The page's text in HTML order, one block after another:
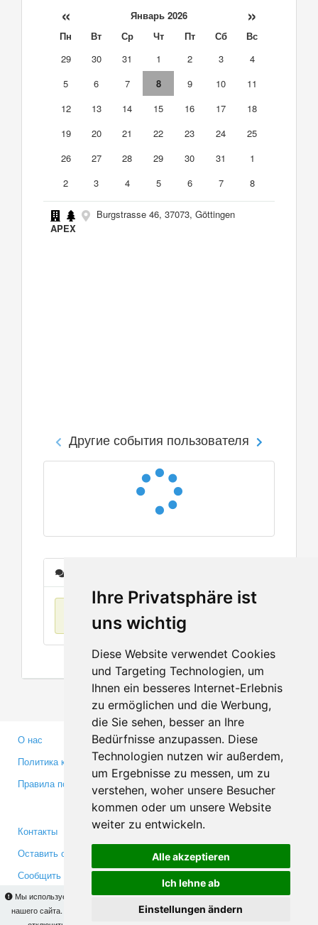
Ihre Privatsphäre ist
uns wichtig
Diese Website verwendet Cookies
und Targeting Technologien, um
Ihnen ein besseres Internet-Erlebnis
zu ermöglichen und die Werbung,
die Sie sehen, besser an Ihre
Bedürfnisse anzupassen. Diese
Technologien nutzen wir außerdem,
um Ergebnisse zu messen, um zu
verstehen, woher unsere Besucher
kommen oder um unsere Website
weiter zu entwickeln.
Alle akzeptieren
Ich lehne ab
Einstellungen ändern
Мы используем cookies для того, чтобы Вы могли использовать весь функционал
нашего сайта. На
Вы сможете узнать подробности и, при желании,
« Январь 2026 »
Пн Вт Ср Чт Пт Сб
Вс
29
30 31 1 2 3
4
5
6 7 8 9 10
11
12
13 14 15 16 17
18
19
20 21 22 23 24
25
26
27 28 29 30 31
1
2
3 4 5 6 7 8
Burgstrasse 46, 37073, Göttingen
APEX
Другие события пользователя
О нас
Политика конфиденциальности
Правила пользования
Партнерам
Инвесторам
Медиа
Контакты
Оставить отзыв
Сообщить об ошибке
Facebook
Twitter
YouTube
Google+